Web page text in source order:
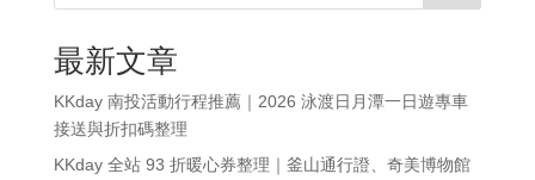
最新文章
KKday 南投活動行程推薦｜2026 泳渡日月潭一日遊專車
接送與折扣碼整理
KKday 全站 93 折暖心券整理｜釜山通行證、奇美博物館